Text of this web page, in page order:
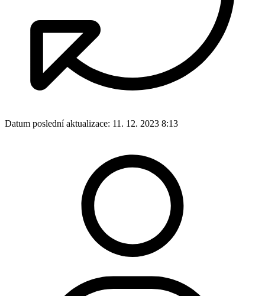
Datum poslední aktualizace: 11. 12. 2023 8:13